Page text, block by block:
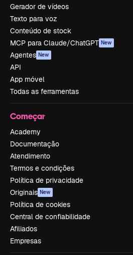
Gerador de vídeos
Texto para voz
Conteúdo de stock
MCP para Claude/ChatGPT New
Agentes New
API
App móvel
Todas as ferramentas
Começar
Academy
Documentação
Atendimento
Termos e condições
Política de privacidade
Originais New
Política de cookies
Central de confiabilidade
Afiliados
Empresas